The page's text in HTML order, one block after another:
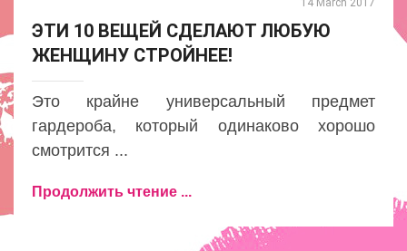
ЭТИ 10 ВЕЩЕЙ СДЕЛАЮТ ЛЮБУЮ
ЖЕНЩИНУ СТРОЙНЕЕ!
Это крайне универсальный предмет
гардероба, который одинаково хорошо
смотрится ...
Продолжить чтение ...